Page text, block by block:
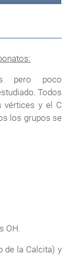
pero poco
Todos
vértices y el C
los grupos se
OH.
de la Calcita) y